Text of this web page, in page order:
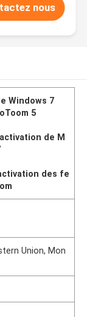
nous
Windows 7
5
de M
des fe
Union, Mon